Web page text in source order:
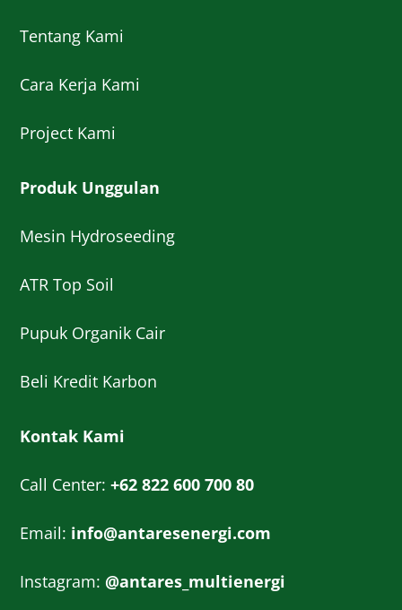
Tentang Kami
Cara Kerja Kami
Project Kami
Produk Unggulan
Mesin Hydroseeding
ATR Top Soil
Pupuk Organik Cair
Beli Kredit Karbon
Kontak Kami
Call Center: +62 822 600 700 80
Email: info@antaresenergi.com
Instagram: @antares_multienergi